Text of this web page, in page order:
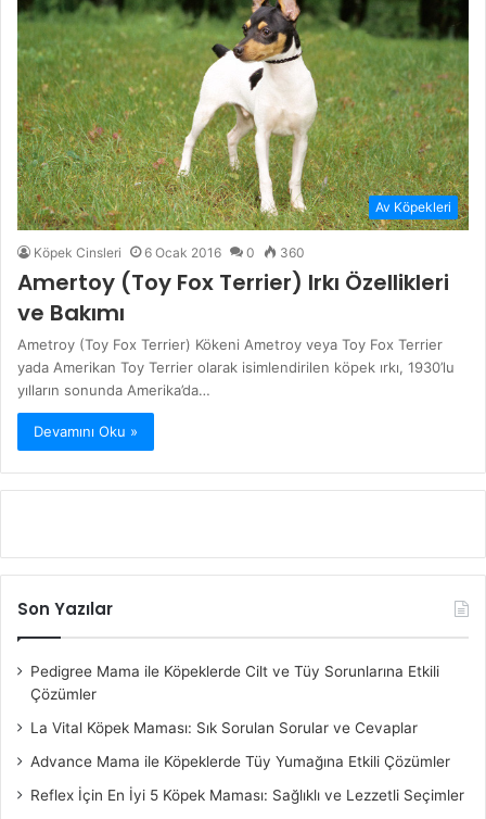
Av Köpekleri
Köpek Cinsleri 6 Ocak 2016 0 360
Amertoy (Toy Fox Terrier) Irkı Özellikleri
ve Bakımı
Ametroy (Toy Fox Terrier) Kökeni Ametroy veya Toy Fox Terrier
yada Amerikan Toy Terrier olarak isimlendirilen köpek ırkı, 1930’lu
yılların sonunda Amerika’da…
Devamını Oku »
Son Yazılar
Pedigree Mama ile Köpeklerde Cilt ve Tüy Sorunlarına Etkili
Çözümler
La Vital Köpek Maması: Sık Sorulan Sorular ve Cevaplar
Advance Mama ile Köpeklerde Tüy Yumağına Etkili Çözümler
Reflex İçin En İyi 5 Köpek Maması: Sağlıklı ve Lezzetli Seçimler